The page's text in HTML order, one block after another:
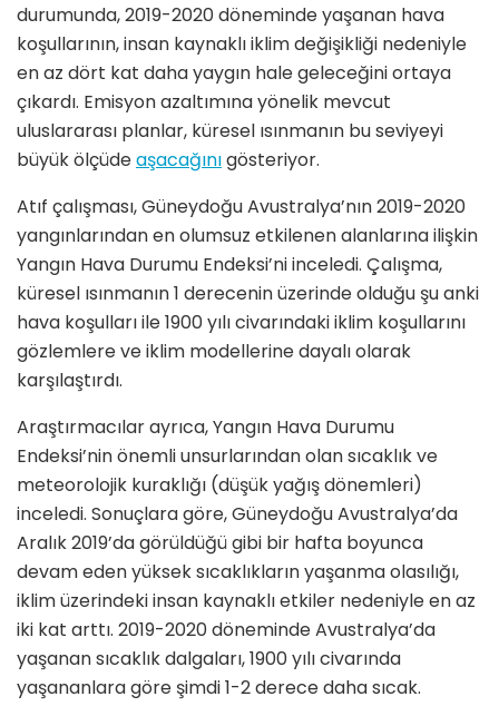
durumunda, 2019-2020 döneminde yaşanan hava
koşullarının, insan kaynaklı iklim değişikliği nedeniyle
en az dört kat daha yaygın hale geleceğini ortaya
çıkardı. Emisyon azaltımına yönelik mevcut
uluslararası planlar, küresel ısınmanın bu seviyeyi
büyük ölçüdeaşacağınıgösteriyor.
Atıf çalışması, Güneydoğu Avustralya’nın 2019-2020
yangınlarından en olumsuz etkilenen alanlarına ilişkin
Yangın Hava Durumu Endeksi’ni inceledi. Çalışma,
küresel ısınmanın 1 derecenin üzerinde olduğu şu anki
hava koşulları ile 1900 yılı civarındaki iklim koşullarını
gözlemlere ve iklim modellerine dayalı olarak
karşılaştırdı.
Araştırmacılar ayrıca, Yangın Hava Durumu
Endeksi’nin önemli unsurlarından olan sıcaklık ve
meteorolojik kuraklığı (düşük yağış dönemleri)
inceledi. Sonuçlara göre, Güneydoğu Avustralya’da
Aralık 2019’da görüldüğü gibi bir hafta boyunca
devam eden yüksek sıcaklıkların yaşanma olasılığı,
iklim üzerindeki insan kaynaklı etkiler nedeniyle en az
iki kat arttı. 2019-2020 döneminde Avustralya’da
yaşanan sıcaklık dalgaları, 1900 yılı civarında
yaşananlara göre şimdi 1-2 derece daha sıcak.